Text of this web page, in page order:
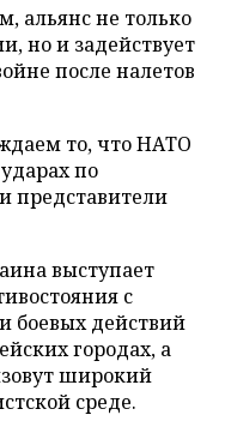
альянс не только
но и задействует
после налетов
то, что НАТО
по
представители
выступает
с
боевых действий
городах, а
широкий
среде.